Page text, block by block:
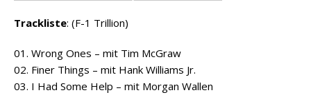
Trackliste: (F-1 Trillion)
01. Wrong Ones – mit Tim McGraw
02. Finer Things – mit Hank Williams Jr.
03. I Had Some Help – mit Morgan Wallen